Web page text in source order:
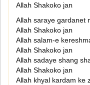
Allah Shakoko jan
Allah saraye gardanet
Allah Shakoko jan
Allah salam-e
Allah Shakoko jan
Allah sadaye shang
Allah Shakoko jan
Allah khyal kardam ke